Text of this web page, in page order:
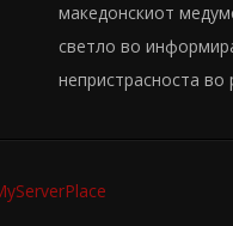
македонскиот
светло во
непристрасноста